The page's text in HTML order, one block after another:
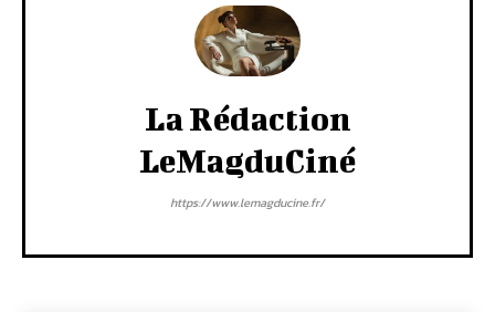
La Rédaction
LeMagduCiné
https://www.lemagducine.fr/